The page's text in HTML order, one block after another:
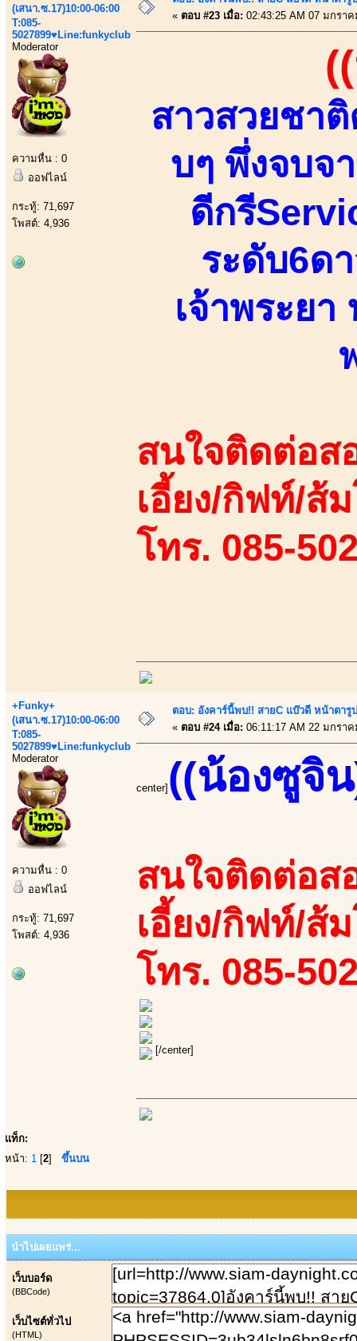
(เสนา.ซ.17)10:00-06:00
T:085-
5027899♥Line:funkyclub
Moderator
ความหื่น : 0
ออฟไลน์
กระทู้: 71,697
โพสต์: 4,936
« ตอบ #23 เมื่อ: 02:43:25 AM 07 มกรา
สาวสวยชา
บๆ พึ่งจบจ
ดีกรี
ระดับ6ด
เจ้าพระย
สนใจติดต่อส
เอี้ยง/กิฟท์/ส้
โทร. 085-
+Funky+
(เสนา.ซ.17)10:00-06:00
T:085-
5027899♥Line:funkyclub
Moderator
ความหื่น : 0
ออฟไลน์
กระทู้: 71,697
โพสต์: 4,936
ตอบ: อังคาร์นี้พบ!! สายC แบ๊วดี หน้าตารู
« ตอบ #24 เมื่อ: 06:11:17 AM 22 มกรา
center] ((น้องซูจิ
สนใจติดต่อส
เอี้ยง/กิฟท์/ส้
โทร. 085-
[/center]
แท็ก:
หน้า: 1 [2] ขึ้นบน
นำไปเผยแพร่...
เว็บบอร์ด
(BBCode)
เว็บไซต์ทั่วไป
(HTML)